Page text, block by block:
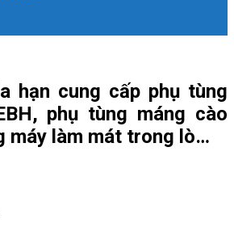
hạn cung cấp phụ tùng
phụ tùng máng cào
máy làm mát trong lò…